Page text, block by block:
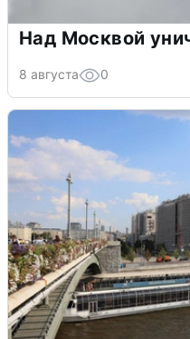
Над Москвой
8 августа 0